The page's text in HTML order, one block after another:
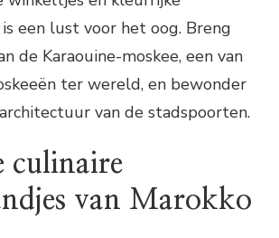
een lust voor het oog. Breng
de Karaouine-moskee, een van
ter wereld, en bewonder
van de stadspoorten.
culinaire
van Marokko